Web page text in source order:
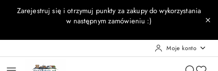
Przejdź do treści głównej
Przejdź do wyszukiwarki
Przejdź do moje konto
Przejdź do menu głównego
Przejdź do opisu produktu
Przejdź do stopki
Zarejestruj się i otrzymuj punkty za zakupy do wykorzystania
w następnym zamówieniu :)
Moje konto